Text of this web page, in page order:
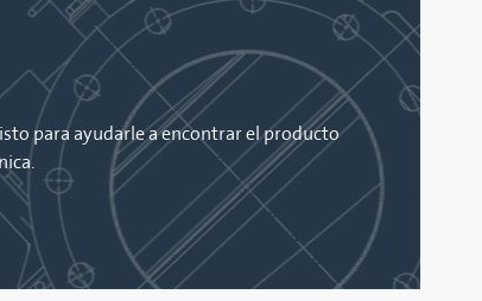
para ayudarle a encontrar el producto